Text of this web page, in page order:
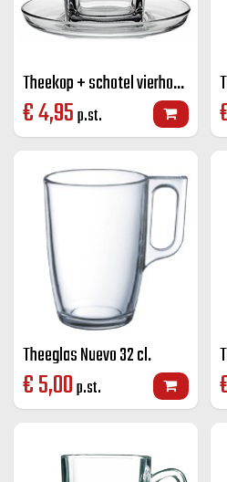
Theekop + schotel vierhoek Carre 21,5 cl.
€4,95p.st.
Theeglas Nuevo 32 cl.
€5,00p.st.